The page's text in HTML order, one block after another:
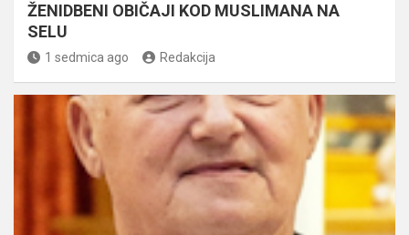
ŽENIDBENI OBIČAJI KOD MUSLIMANA NA
SELU
1 sedmica ago Redakcija